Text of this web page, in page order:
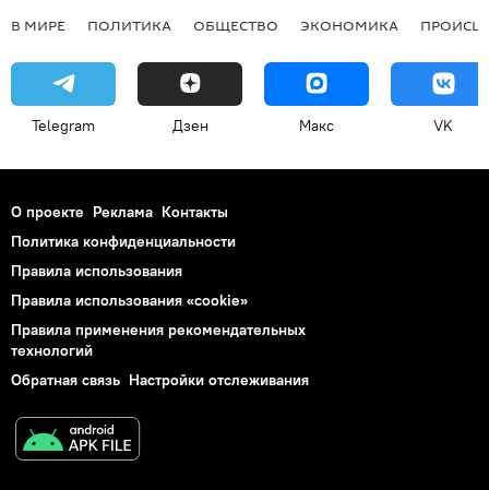
В МИРЕ ПОЛИТИКА ОБЩЕСТВО ЭКОНОМИКА
Telegram Дзен Макс VK
О проекте Реклама Контакты
Политика конфиденциальности
Правила использования
Правила использования «cookie»
Правила применения рекомендательных
технологий
Обратная связь Настройки отслеживания